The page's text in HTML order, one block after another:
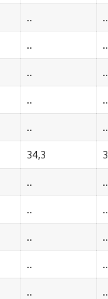
.. ..
.. ..
.. ..
.. ..
.. ..
34,3
.. ..
.. ..
.. ..
.. ..
.. ..